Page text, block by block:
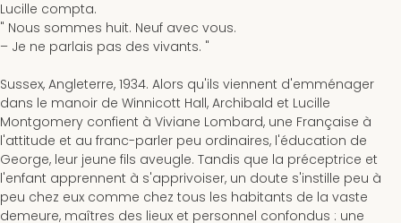
Lucille compta.
" Nous sommes huit. Neuf avec vous.
– Je ne parlais pas des vivants. "
Sussex, Angleterre, 1934. Alors qu'ils viennent d'emménager
dans le manoir de Winnicott Hall, Archibald et Lucille
Montgomery confient à Viviane Lombard, une Française à
l'attitude et au franc-parler peu ordinaires, l'éducation de
George, leur jeune fils aveugle. Tandis que la préceptrice et
l'enfant apprennent à s'apprivoiser, un doute s'instille peu à
peu chez eux comme chez tous les habitants de la vaste
demeure, maîtres des lieux et personnel confondus : une